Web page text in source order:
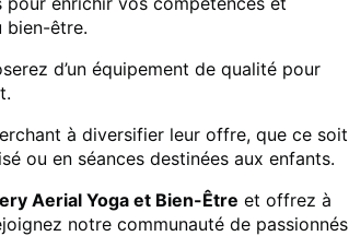
bien-être.
d’un équipement de qualité pour
à diversifier leur offre, que ce soit
ou en séances destinées aux enfants.
Aerial Yoga et Bien-Être et offrez à
notre communauté de passionnés